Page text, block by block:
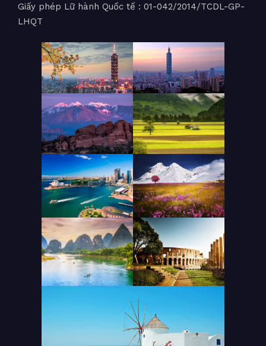
Giấy phép Lữ hành Quốc tế : 01-042/2014/TCDL-GP-
LHQT